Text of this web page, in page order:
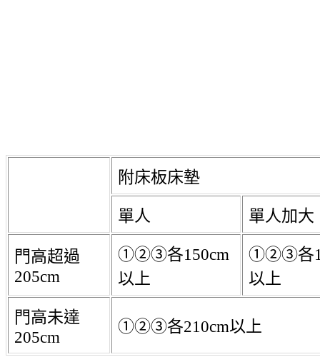
附床板床墊
單人 單人加大
門高超過
205cm
①②③各150cm
以上
①②③各
以上
門高未達
205cm
①②③各210cm以上